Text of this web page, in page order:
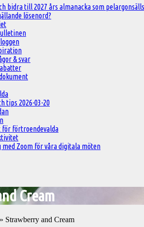
bidra till 2027 års almanacka som
lösenord?
& svar
tips 2026-03-20
för förtroendevalda
med Zoom för våra digitala möten
Cream
» Strawberry and Cream